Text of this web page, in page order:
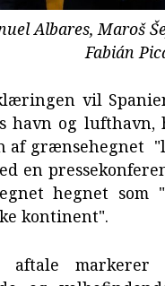
Albares, Maroš
Fabián
vil
havn og lufthavn,
af grænsehegnet
en
hegnet som
kontinent".
aftale